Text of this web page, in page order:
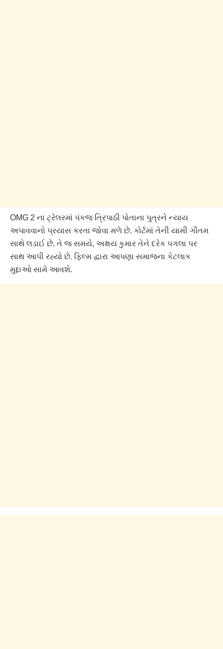
OMG 2 ના ટ્રેલરમાં પંકજ ત્રિપાઠી પોતાના પુત્રને ન્યાય
અપાવવાનો પ્રયાસ કરતા જોવા મળે છે. કોર્ટમાં તેની યામી ગૌતમ
સાથે લડાઈ છે. તે જ સમયે, અક્ષય કુમાર તેને દરેક પગલા પર
સાથ આપી રહ્યો છે. ફિલ્મ દ્વારા આપણા સમાજના કેટલાક
મુદ્દાઓ સામે આવશે.